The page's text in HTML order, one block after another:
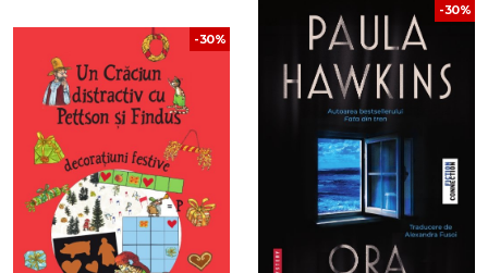
-30%
-30%